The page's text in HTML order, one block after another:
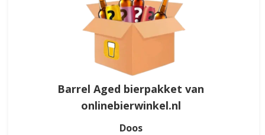
Barrel Aged bierpakket van
onlinebierwinkel.nl
Doos